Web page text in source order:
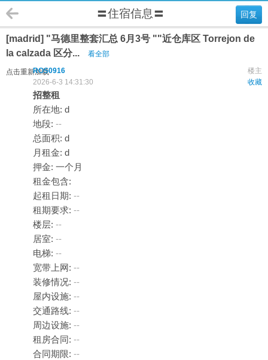
回复
〓住宿信息〓
[madrid] "马德里整套汇总 6月3号 ""近仓库区 Torrejon de
la calzada 区分...
看全部
点击重新加载 楼主
ROS0916
收藏
2026-6-3 14:31:30
招整租
所在地: d
地段: --
总面积: d
月租金: d
押金: 一个月
租金包含:
起租日期: --
租期要求: --
楼层: --
居室: --
电梯: --
宽带上网: --
装修情况: --
屋内设施: --
交通路线: --
周边设施: --
租房合同: --
合同期限: --